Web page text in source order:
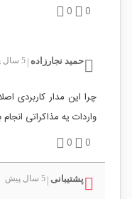
0
0
حمید نجارزاده 5 سال پیش
چرا این مدار کاربردی
واردات یه مذاکراتی
0
0
پشتیبانی 5 سال پیش